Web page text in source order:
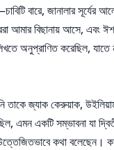
বারে, জানালার সূর্যের
আমার বিছানায়
অনুপ্রাণিত করেছিল,
তাকে জ্যাক কেরুয়াক,
একটি সম্ভাবনা যা
কথা বলেছেন। কার